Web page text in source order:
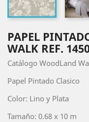
PAPEL
WALK REF.
Catálogo WoodLand
Papel Pintado Clasico
Color: Lino y Plata
Tamaño: 0.68 x 10 m